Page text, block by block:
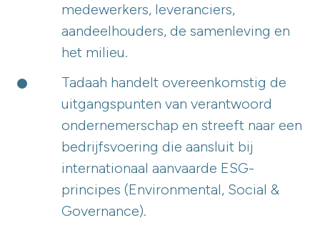
medewerkers, leveranciers,
aandeelhouders, de samenleving en
het milieu.
Tadaah handelt overeenkomstig de
uitgangspunten van verantwoord
ondernemerschap en streeft naar een
bedrijfsvoering die aansluit bij
internationaal aanvaarde ESG-
principes (Environmental, Social &
Governance).